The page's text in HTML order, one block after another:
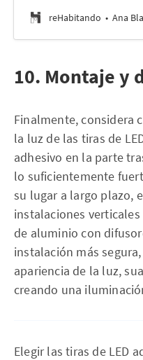
reHabitando
Ana
10. Montaje y
Finalmente, considera
la luz de las tiras de
adhesivo en la parte
lo suficientemente
su lugar a largo plazo,
instalaciones
de aluminio con
instalación más
apariencia de la luz,
creando una
Elegir las tiras de LED